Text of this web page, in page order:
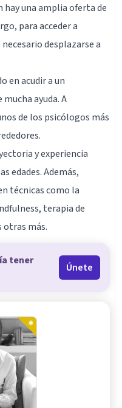
hay una amplia oferta de
para acceder a
desplazarse a
en acudir a un
ayuda. A
de los psicólogos más
y experiencia
edades. Además,
técnicas como la
terapia de
otras más.
tener
Únete